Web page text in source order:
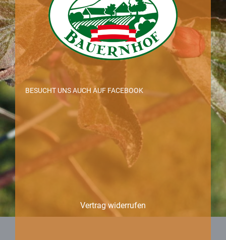
BESUCHT UNS AUCH AUF FACEBOOK
Vertrag widerrufen